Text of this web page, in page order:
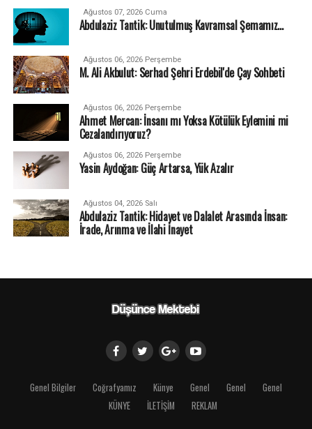
Ağustos 07, 2026 Cuma
Abdulaziz Tantik: Unutulmuş Kavramsal Şemamız…
Ağustos 06, 2026 Perşembe
M. Ali Akbulut: Serhad Şehri Erdebil'de Çay Sohbeti
Ağustos 06, 2026 Perşembe
Ahmet Mercan: İnsanı mı Yoksa Kötülük Eylemini mi
Cezalandırıyoruz?
Ağustos 06, 2026 Perşembe
Yasin Aydoğan: Güç Artarsa, Yük Azalır
Ağustos 04, 2026 Salı
Abdulaziz Tantik: Hidayet ve Dalalet Arasında İnsan:
İrade, Arınma ve İlahi İnayet
Genel Bilgiler Coğrafyamız Künye Genel Genel
Genel
KÜNYE
İLETİŞİM REKLAM